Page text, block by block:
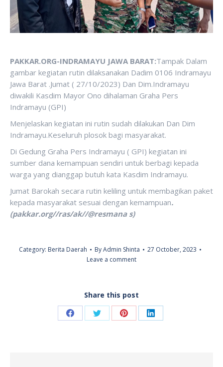
PAKKAR.ORG-INDRAMAYU JAWA BARAT:Tampak Dalam
gambar kegiatan rutin dilaksanakan Dadim 0106 Indramayu
Jawa Barat .Jumat ( 27/10/2023) Dan Dim.Indramayu
diwakili Kasdim Mayor Ono dihalaman Graha Pers
Indramayu (GPI)
Menjelaskan kegiatan ini rutin sudah dilakukan Dan Dim
Indramayu.Keseluruh plosok bagi masyarakat.
Di Gedung Graha Pers Indramayu ( GPI) kegiatan ini
sumber dana kemampuan sendiri untuk berbagi kepada
warga yang dianggap butuh kata Kasdim Indramayu.
Jumat Barokah secara rutin keliling untuk membagikan paket
kepada masyarakat sesuai dengan kemampuan.
(pakkar.org//ras/ak//@resmana s)
Category: Berita Daerah ByAdmin Shinta
27 October, 2023
Leave a comment
Share this post
Share Share Share Share